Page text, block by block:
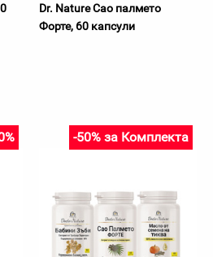
Dr. Nature Сао палмето
Форте, 60 капсули
-50% за Комплекта